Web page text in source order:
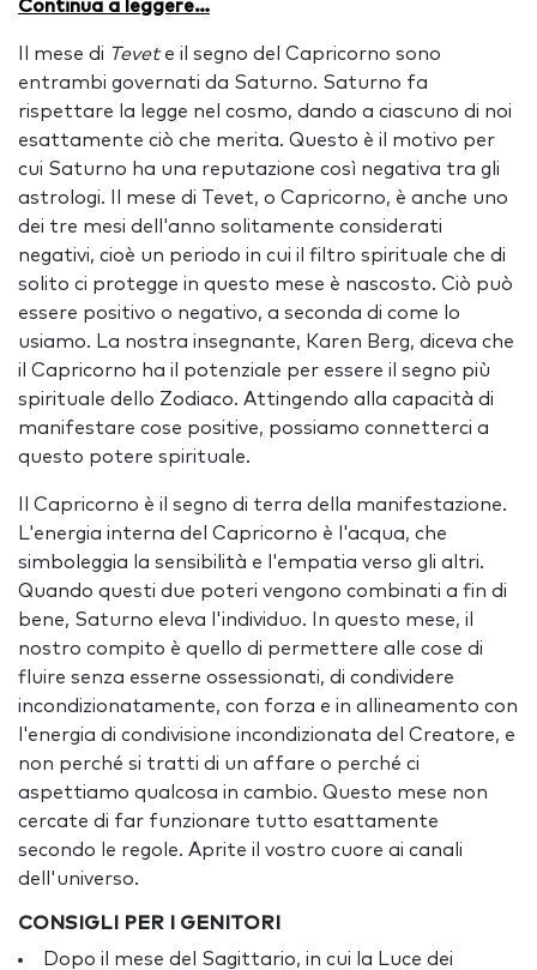
Continua a leggere…
Il mese di Tevete il segno del Capricorno sono
entrambi governati da Saturno. Saturno fa
rispettare la legge nel cosmo, dando a ciascuno di noi
esattamente ciò che merita. Questo è il motivo per
cui Saturno ha una reputazione così negativa tra gli
astrologi. Il mese di Tevet, o Capricorno, è anche uno
dei tre mesi dell'anno solitamente considerati
negativi, cioè un periodo in cui il filtro spirituale che di
solito ci protegge in questo mese è nascosto. Ciò può
essere positivo o negativo, a seconda di come lo
usiamo. La nostra insegnante, Karen Berg, diceva che
il Capricorno ha il potenziale per essere il segno più
spirituale dello Zodiaco. Attingendo alla capacità di
manifestare cose positive, possiamo connetterci a
questo potere spirituale.
Il Capricorno è il segno di terra della manifestazione.
L'energia interna del Capricorno è l'acqua, che
simboleggia la sensibilità e l'empatia verso gli altri.
Quando questi due poteri vengono combinati a fin di
bene, Saturno eleva l'individuo. In questo mese, il
nostro compito è quello di permettere alle cose di
fluire senza esserne ossessionati, di condividere
incondizionatamente, con forza e in allineamento con
l'energia di condivisione incondizionata del Creatore, e
non perché si tratti di un affare o perché ci
aspettiamo qualcosa in cambio. Questo mese non
cercate di far funzionare tutto esattamente
secondo le regole. Aprite il vostro cuore ai canali
dell'universo.
CONSIGLI PER I GENITORI
Dopo il mese del Sagittario, in cui la Luce dei